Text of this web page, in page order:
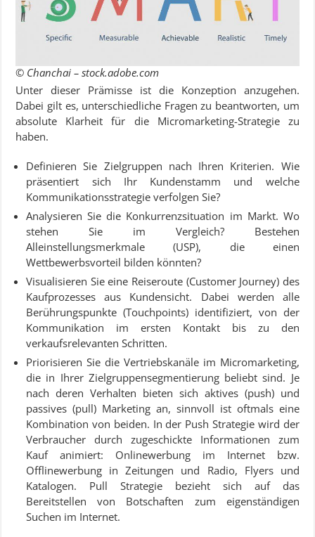
© Chanchai – stock.adobe.com
Unter dieser Prämisse ist die Konzeption anzugehen.
Dabei gilt es, unterschiedliche Fragen zu beantworten, um
absolute Klarheit für die Micromarketing-Strategie zu
haben.
Definieren Sie Zielgruppen nach Ihren Kriterien. Wie
präsentiert sich Ihr Kundenstamm und welche
Kommunikationsstrategie verfolgen Sie?
Analysieren Sie die Konkurrenzsituation im Markt. Wo
stehen Sie im Vergleich? Bestehen
Alleinstellungsmerkmale (USP), die einen
Wettbewerbsvorteil bilden könnten?
Visualisieren Sie eine Reiseroute (Customer Journey) des
Kaufprozesses aus Kundensicht. Dabei werden alle
Berührungspunkte (Touchpoints) identifiziert, von der
Kommunikation im ersten Kontakt bis zu den
verkaufsrelevanten Schritten.
Priorisieren Sie die Vertriebskanäle im Micromarketing,
die in Ihrer Zielgruppensegmentierung beliebt sind. Je
nach deren Verhalten bieten sich aktives (push) und
passives (pull) Marketing an, sinnvoll ist oftmals eine
Kombination von beiden. In der Push Strategie wird der
Verbraucher durch zugeschickte Informationen zum
Kauf animiert: Onlinewerbung im Internet bzw.
Offlinewerbung in Zeitungen und Radio, Flyers und
Katalogen. Pull Strategie bezieht sich auf das
Bereitstellen von Botschaften zum eigenständigen
Suchen im Internet.